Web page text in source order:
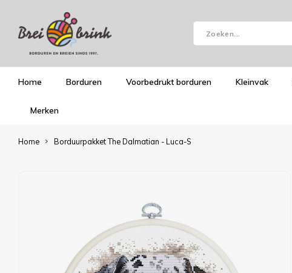
Home Borduren Voorbedrukt borduren Kleinvak
Merken
Home Borduurpakket The Dalmatian - Luca-S